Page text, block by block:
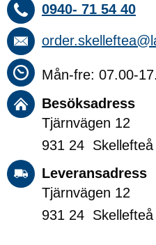
0940- 71 54 40
Mån-fre: 07.00-
Besöksadress
Tjärnvägen 12
931 24 Skellefteå
Leveransadress
Tjärnvägen 12
931 24 Skellefteå